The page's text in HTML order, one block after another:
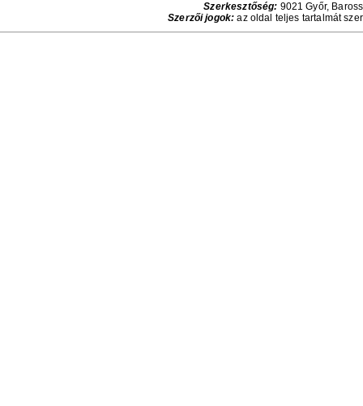
Szerkesztőség: 9021 Győr,
Szerzői jogok: az oldal teljes tartalmát